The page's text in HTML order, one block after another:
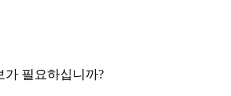
가 필요하십니까?